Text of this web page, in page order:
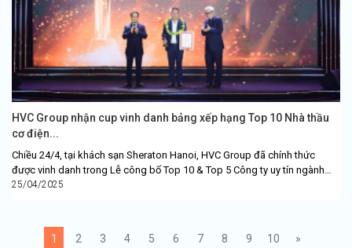
HVC Group nhận cup vinh danh bảng xếp hạng Top 10 Nhà thầu
cơ điện...
Chiều 24/4, tại khách sạn Sheraton Hanoi, HVC Group đã chính thức
được vinh danh trong Lễ công bố Top 10 & Top 5 Công ty uy tín ngành
Bất...
25/04/2025
1 2 3 4 5 6 7 8 9 10 »